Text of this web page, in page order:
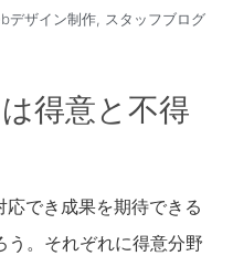
デザイン制作, スタッフブログ
得意と不得
でき成果を期待できる
う。それぞれに得意分野